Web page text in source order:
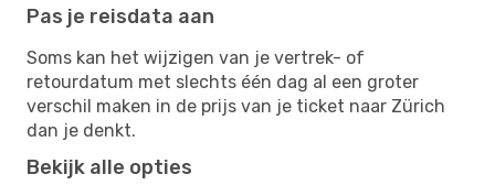
Pas je reisdata aan
Soms kan het wijzigen van je vertrek- of
retourdatum met slechts één dag al een groter
verschil maken in de prijs van je ticket naar Zürich
dan je denkt.
Bekijk alle opties